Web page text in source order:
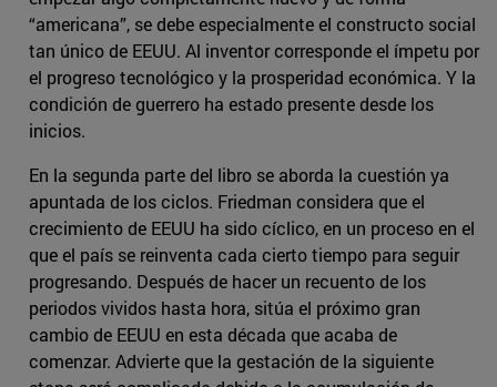
“americana”, se debe especialmente el constructo social
tan único de EEUU. Al inventor corresponde el ímpetu por
el progreso tecnológico y la prosperidad económica. Y la
condición de guerrero ha estado presente desde los
inicios.
En la segunda parte del libro se aborda la cuestión ya
apuntada de los ciclos. Friedman considera que el
crecimiento de EEUU ha sido cíclico, en un proceso en el
que el país se reinventa cada cierto tiempo para seguir
progresando. Después de hacer un recuento de los
periodos vividos hasta hora, sitúa el próximo gran
cambio de EEUU en esta década que acaba de
comenzar. Advierte que la gestación de la siguiente